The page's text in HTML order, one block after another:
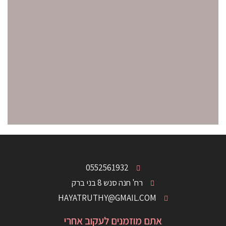
0552561932
רח' חנה סנש 8 בני ברק
HAYATRUTHY@GMAIL.COM
אתם מוזמנים לעקוב אחרי